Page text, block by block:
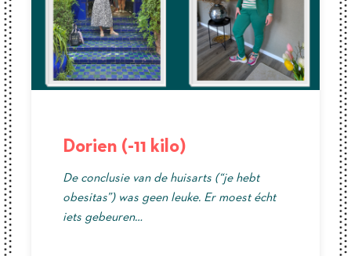
Dorien (-11 kilo)
De conclusie van de huisarts (“je hebt
obesitas”) was geen leuke. Er moest écht
iets gebeuren…